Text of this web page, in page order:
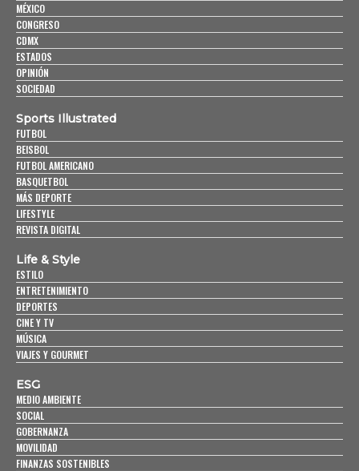
MÉXICO
CONGRESO
CDMX
ESTADOS
OPINIÓN
SOCIEDAD
Sports Illustrated
FUTBOL
BEISBOL
FUTBOL AMERICANO
BASQUETBOL
MÁS DEPORTE
LIFESTYLE
REVISTA DIGITAL
Life & Style
ESTILO
ENTRETENIMIENTO
DEPORTES
CINE Y TV
MÚSICA
VIAJES Y GOURMET
ESG
MEDIO AMBIENTE
SOCIAL
GOBERNANZA
MOVILIDAD
FINANZAS SOSTENIBLES